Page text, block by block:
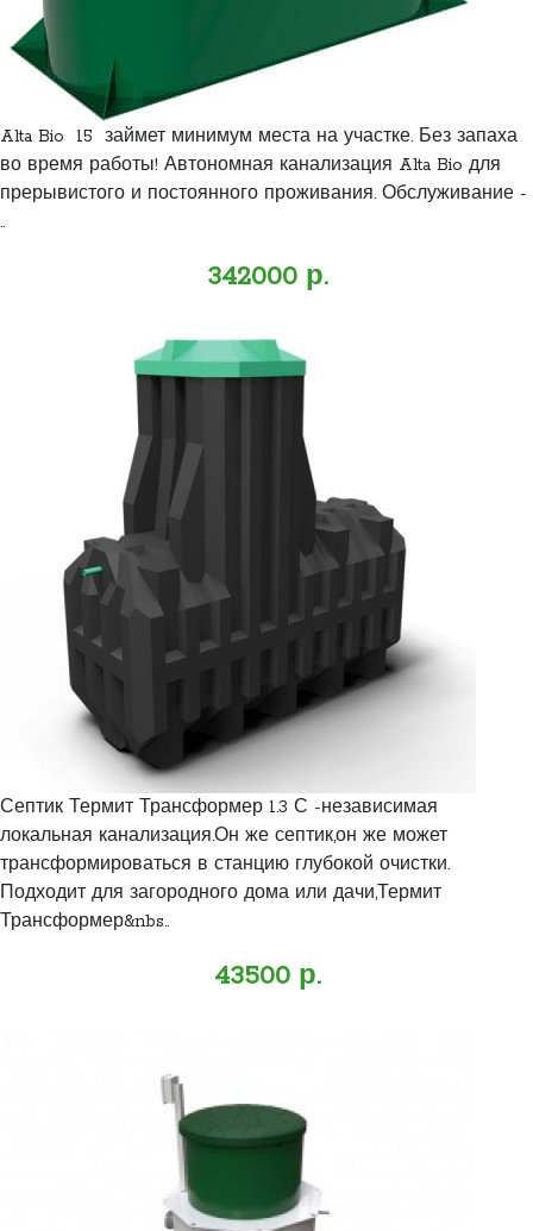
Alta Bio 15 займет минимум места на участке. Без запаха
во время работы! Автономная канализация Alta Bio для
прерывистого и постоянного проживания. Обслуживание -
..
342000 р.
Септик Термит Трансформер 1.3 С -независимая
локальная канализация.Он же септик,он же может
трансформироваться в станцию глубокой очистки.
Подходит для загородного дома или дачи,Термит
Трансформер&nbs..
43500 р.